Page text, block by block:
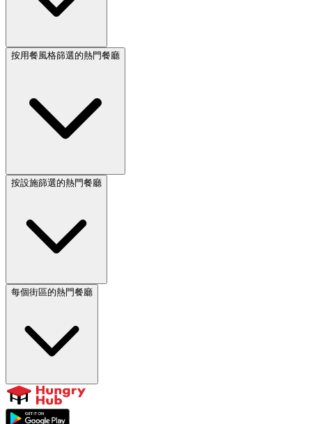
按用餐風格篩選的熱門餐廳
按設施篩選的熱門餐廳
每個街區的熱門餐廳